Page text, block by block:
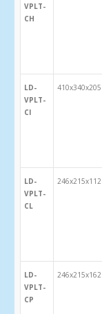
VPLT-
CH
LD-
VPLT-
CI
410x340x205
LD-
VPLT-
CL
246x215x112
LD-
VPLT-
CP
246x215x162